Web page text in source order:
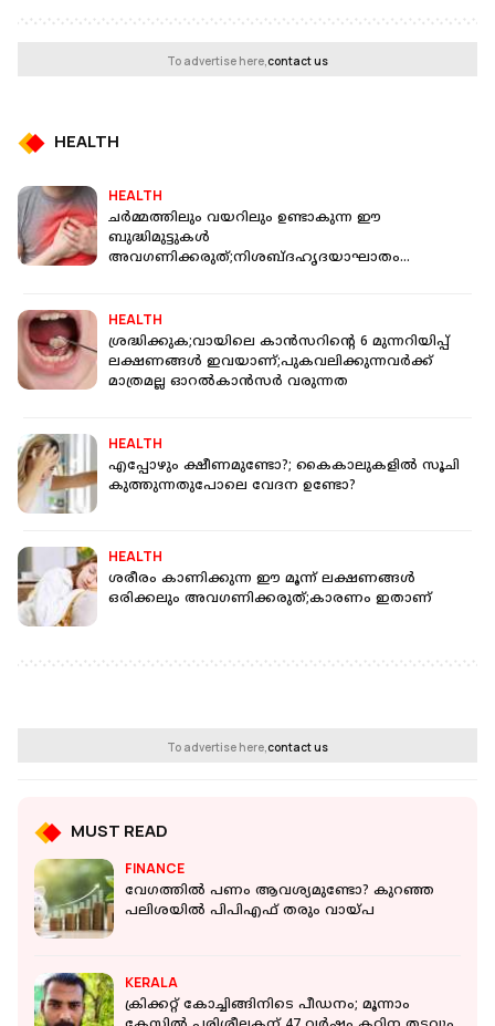
To advertise here,contact us
HEALTH
HEALTH
ചർമ്മത്തിലും വയറിലും ഉണ്ടാകുന്ന ഈ
ബുദ്ധിമുട്ടുകൾ
അവഗണിക്കരുത്;നിശബ്ദഹൃദയാഘാതം
HEALTH
ശ്രദ്ധിക്കുക;വായിലെ കാൻസറിന്റെ 6 മുന്നറിയിപ്പ്
ലക്ഷണങ്ങൾ ഇവയാണ്;പുകവലിക്കുന്നവർക്ക്
മാത്രമല്ല ഓറൽകാൻസർ വരുന്നത
HEALTH
എപ്പോഴും ക്ഷീണമുണ്ടോ?; കൈകാലുകളില്‍ സൂചി
കുത്തുന്നതുപോലെ വേദന ഉണ്ടോ?
HEALTH
ശരീരം കാണിക്കുന്ന ഈ മൂന്ന് ലക്ഷണങ്ങള്‍
ഒരിക്കലും അവഗണിക്കരുത്;കാരണം ഇതാണ്
To advertise here,contact us
MUST READ
FINANCE
വേഗത്തില്‍ പണം ആവശ്യമുണ്ടോ? കുറഞ്ഞ
പലിശയില്‍ പിപിഎഫ് തരും വായ്പ
KERALA
ക്രിക്കറ്റ് കോച്ചിങ്ങിനിടെ പീഡനം; മൂന്നാം